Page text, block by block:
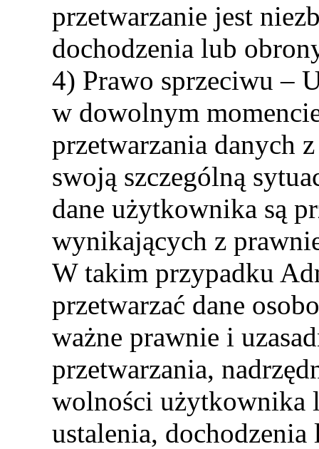
przetwarzanie jest
dochodzenia lub
4) Prawo sprzeciwu –
w dowolnym
przetwarzania danych
swoją szczególną
dane użytkownika są
wynikających z
W takim przypadku
przetwarzać dane
ważne prawnie i
przetwarzania,
wolności użytkownika
ustalenia,